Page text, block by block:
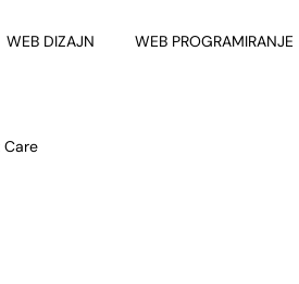
WEB DIZAJN WEB PROGRAMIRANJE
Care